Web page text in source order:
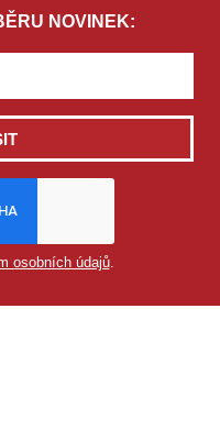
NOVINEK:
osobních údajů.